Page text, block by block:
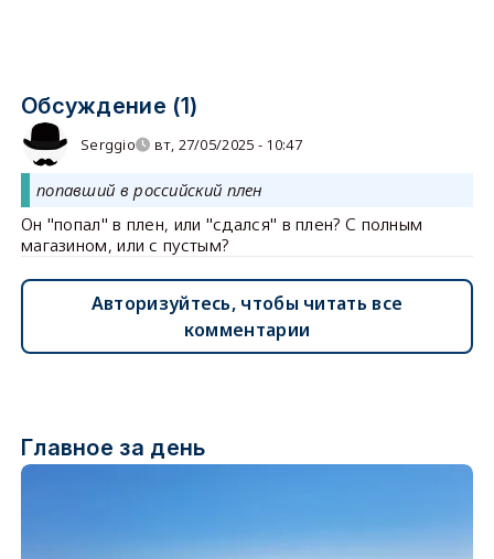
Обсуждение (1)
Serggio вт, 27/05/2025 - 10:47
попавший в российский плен
Он "попал" в плен, или "сдался" в плен? С полным
магазином, или с пустым?
Авторизуйтесь, чтобы читать все
комментарии
Главное за день